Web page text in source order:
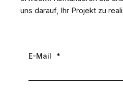
uns darauf, Ihr Projekt zu
E-Mail *